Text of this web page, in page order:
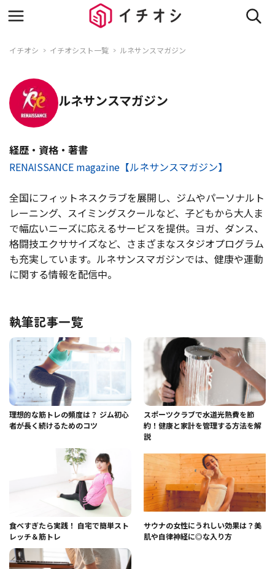
イチオシ イチオシスト一覧 ルネサンスマガジン
ルネサンスマガジン
経歴・資格・著書
RENAISSANCE magazine【ルネサンスマガジン】
全国にフィットネスクラブを展開し、ジムやパーソナルト
レーニング、スイミングスクールなど、子どもから大人ま
で幅広いニーズに応えるサービスを提供。ヨガ、ダンス、
格闘技エクササイズなど、さまざまなスタジオプログラム
も充実しています。ルネサンスマガジンでは、健康や運動
に関する情報を配信中。
執筆記事一覧
理想的な筋トレの頻度は？ ジム初心
者が長く続けるためのコツ
スポーツクラブで水道光熱費を節
約！健康と家計を管理する方法を解
説
食べすぎたら実践！ 自宅で簡単スト
レッチ＆筋トレ
サウナの女性にうれしい効果は？美
肌や自律神経に◎な入り方